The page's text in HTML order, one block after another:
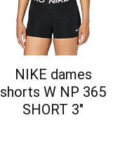
NIKE dames
shorts W NP 365
SHORT 3″